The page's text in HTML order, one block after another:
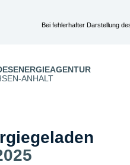
Bei fehlerhafter Darstellung
ANHALT